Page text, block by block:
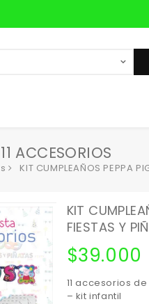
ACCESORIOS
KIT CUMPLEAÑOS PEPPA
KIT
FIESTAS Y
$39.000
11 accesorios
– kit infantil